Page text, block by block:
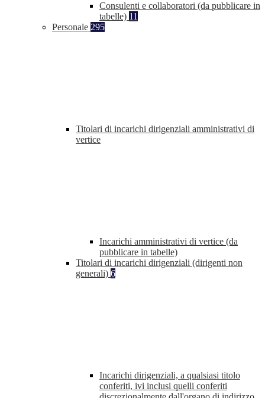
Consulenti e collaboratori (da pubblicare in
tabelle) 11
Personale 295
Titolari di incarichi dirigenziali amministrativi di
vertice
Incarichi amministrativi di vertice (da
pubblicare in tabelle)
Titolari di incarichi dirigenziali (dirigenti non
generali) 6
Incarichi dirigenziali, a qualsiasi titolo
conferiti, ivi inclusi quelli conferiti